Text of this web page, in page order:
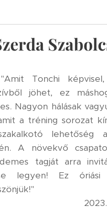
Tonchi
jöhet, ez
Nagyon hálásak
a tréning sorozat
lehetőség
A növekvő
tagját arra
legyen! Ez óriási